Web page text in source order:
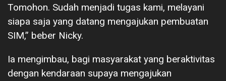
Tomohon. Sudah menjadi tugas kami, melayani
siapa saja yang datang mengajukan pembuatan
SIM,” beber Nicky.
Ia mengimbau, bagi masyarakat yang beraktivitas
dengan kendaraan supaya mengajukan